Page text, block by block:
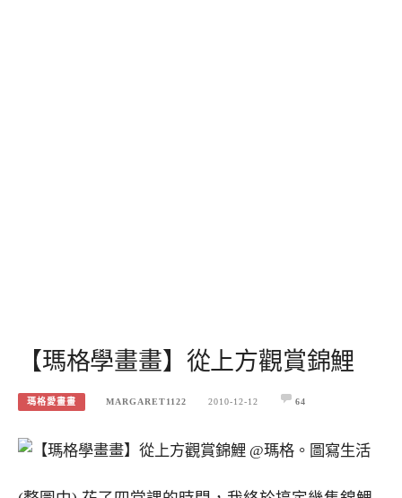
【瑪格學畫畫】從上方觀賞錦鯉
瑪格愛畫畫 MARGARET1122 2010-12-12 64